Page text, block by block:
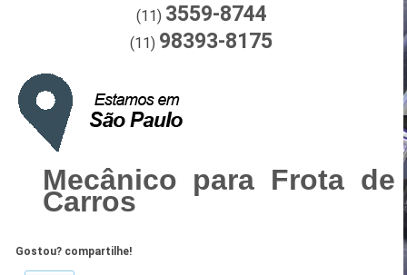
(11) 3559-8744
(11) 98393-8175
Mecânico para Frota de
Carros
Gostou? compartilhe!